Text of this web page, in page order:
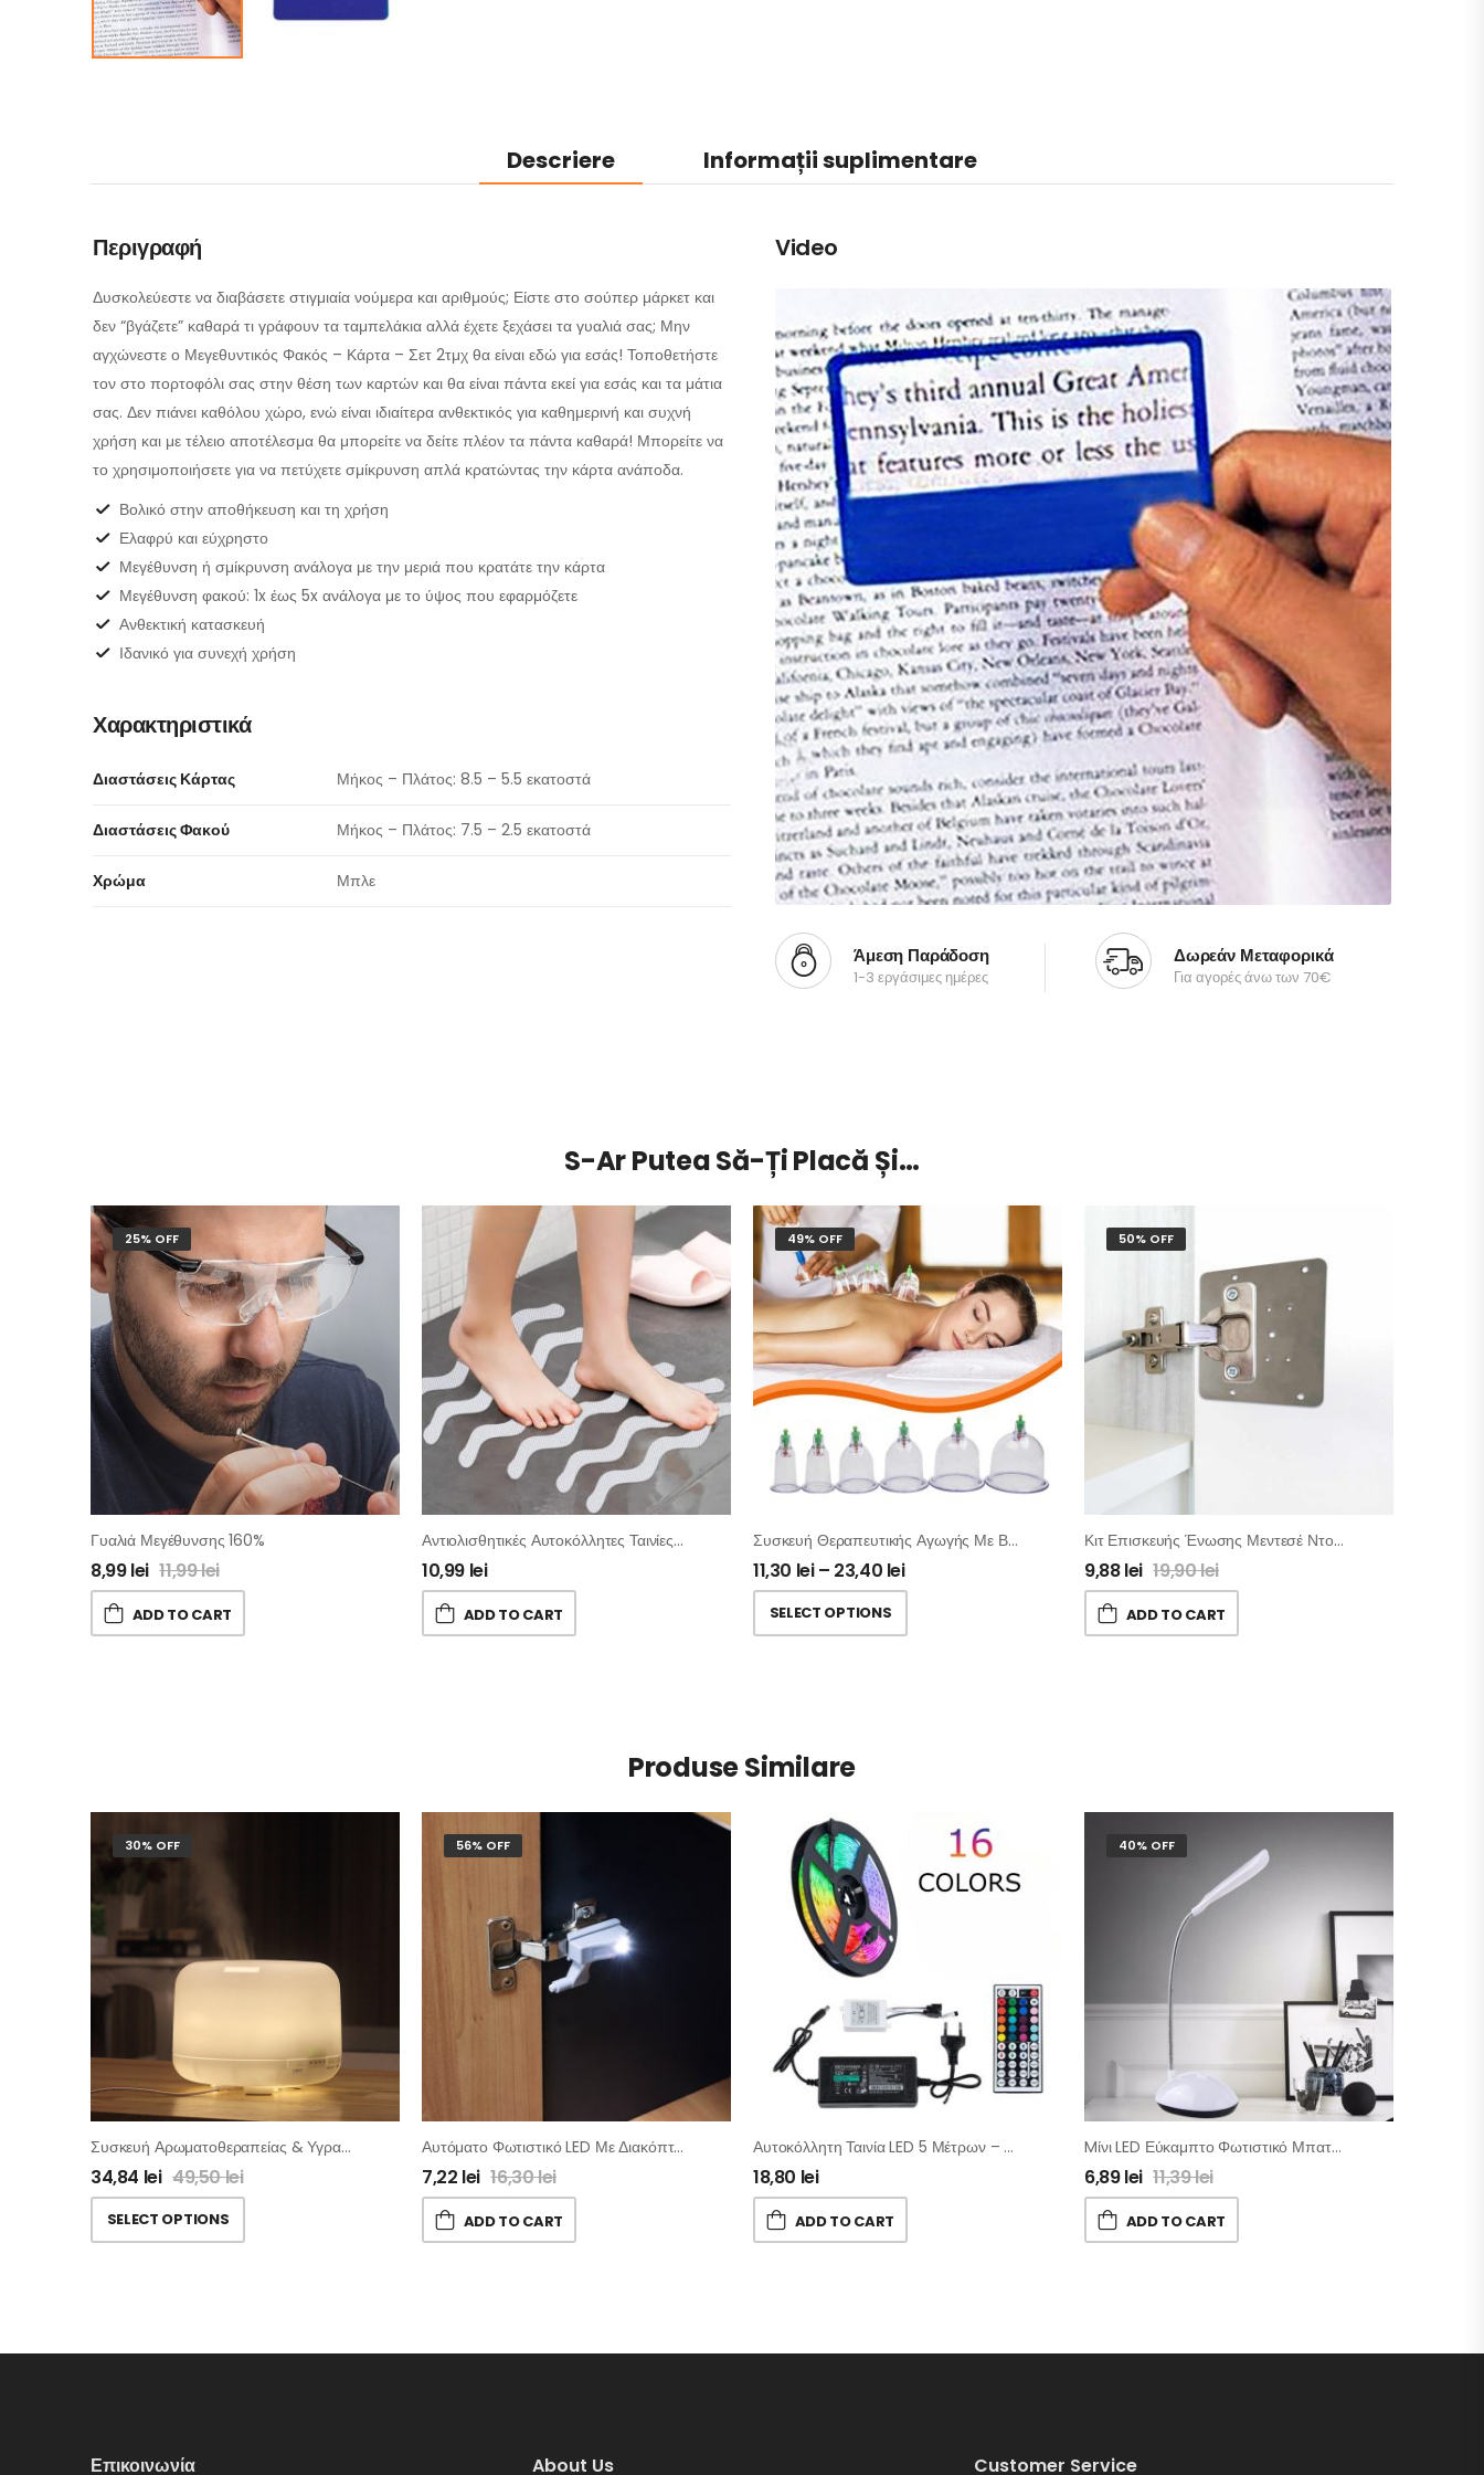
Descriere Informații suplimentare
Περιγραφή
Δυσκολεύεστε να διαβάσετε στιγμιαία νούμερα και αριθμούς; Είστε στο σούπερ μάρκετ και
δεν “βγάζετε” καθαρά τι γράφουν τα ταμπελάκια αλλά έχετε ξεχάσει τα γυαλιά σας; Μην
αγχώνεστε ο Μεγεθυντικός Φακός – Κάρτα – Σετ 2τμχ θα είναι εδώ για εσάς! Τοποθετήστε
τον στο πορτοφόλι σας στην θέση των καρτών και θα είναι πάντα εκεί για εσάς και τα μάτια
σας. Δεν πιάνει καθόλου χώρο, ενώ είναι ιδιαίτερα ανθεκτικός για καθημερινή και συχνή
χρήση και με τέλειο αποτέλεσμα θα μπορείτε να δείτε πλέον τα πάντα καθαρά! Μπορείτε να
το χρησιμοποιήσετε για να πετύχετε σμίκρυνση απλά κρατώντας την κάρτα ανάποδα.
Βολικό στην αποθήκευση και τη χρήση
Ελαφρύ και εύχρηστο
Μεγέθυνση ή σμίκρυνση ανάλογα με την μεριά που κρατάτε την κάρτα
Μεγέθυνση φακού: 1x έως 5x ανάλογα με το ύψος που εφαρμόζετε
Ανθεκτική κατασκευή
Ιδανικό για συνεχή χρήση
Χαρακτηριστικά
Διαστάσεις Κάρτας Μήκος – Πλάτος: 8.5 – 5.5 εκατοστά
Διαστάσεις Φακού Μήκος – Πλάτος: 7.5 – 2.5 εκατοστά
Χρώμα Μπλε
Video
Άμεση Παράδοση
1-3 εργάσιμες ημέρες
Δωρεάν Μεταφορικά
Για αγορές άνω των 70€
S-Ar Putea Să-Ți Placă Și…
25% OFF
Γυαλιά Μεγέθυνσης 160%
8,99lei 11,99lei
ADD TO CART
Αντιολισθητικές Αυτοκόλλητες Ταινίες Μπάνιου / Σκάλας – Σετ 12 Τμχ
10,99 lei
ADD TO CART
49% OFF
Συσκευή Θεραπευτικής Αγωγής Με Βεντούζες
11,30 lei– 23,40 lei
SELECT OPTIONS
50% OFF
Κιτ Επισκευής Ένωσης Μεντεσέ Ντουλαπιού
9,88lei 19,90lei
ADD TO CART
Produse Similare
30% OFF
Συσκευή Αρωματοθεραπείας & Υγραντήρας – Aroma Diffuser
34,84 lei 49,50lei
SELECT OPTIONS
56% OFF
Αυτόματο Φωτιστικό LED Με Διακόπτη Για Ντουλάπια – 4τμχ
7,22 lei 16,30lei
ADD TO CART
Αυτοκόλλητη Ταινία LED 5 Μέτρων – 16 Χρωμάτων Με Τηλεχειριστήριο
18,80 lei
ADD TO CART
40% OFF
Mίνι LED Εύκαμπτο Φωτιστικό Μπαταρίας
6,89lei 11,39lei
ADD TO CART
Επικοινωνία About Us Customer Service